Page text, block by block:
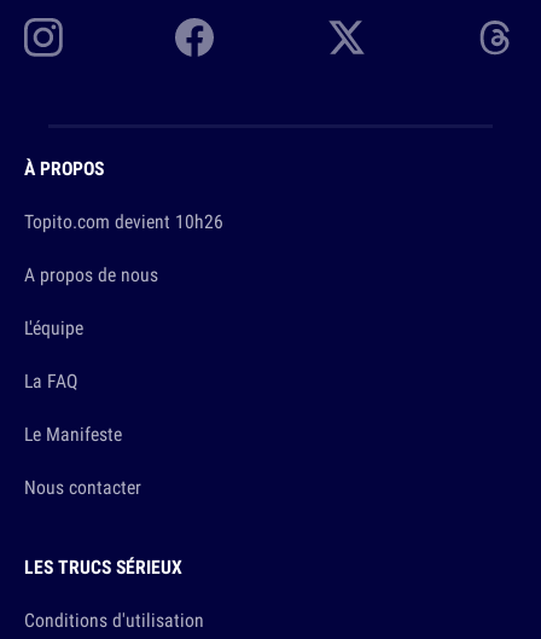
À PROPOS
Topito.com devient 10h26
A propos de nous
L'équipe
La FAQ
Le Manifeste
Nous contacter
LES TRUCS SÉRIEUX
Conditions d'utilisation